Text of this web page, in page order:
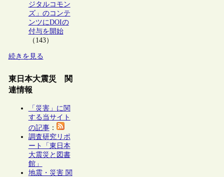
ジタルコモン
ズ」のコンテ
ンツにDOIの
付与を開始
（143）
続きを見る
東日本大震災 関
連情報
「災害」に関
する当サイト
の記事：
調査研究リポ
ート「東日本
大震災と図書
館」
地震・災害 関